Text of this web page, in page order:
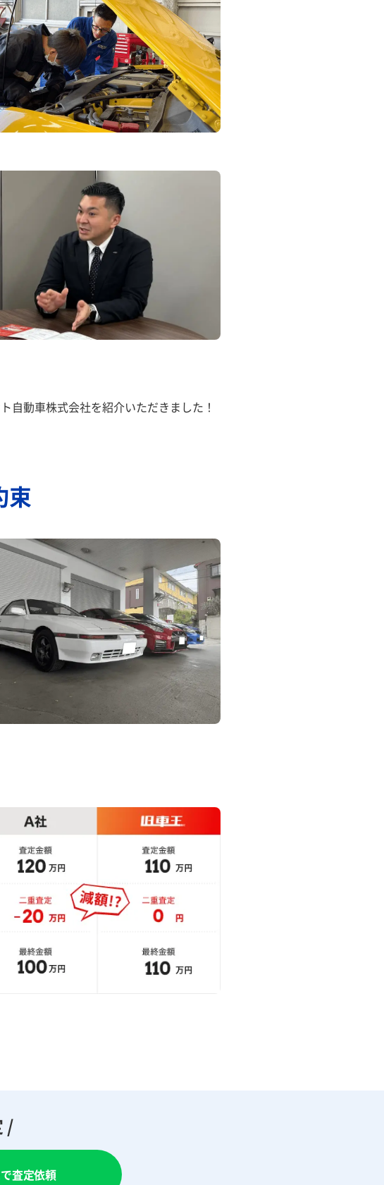
自動車株式会社を紹介いただきました！
束
/
査定依頼